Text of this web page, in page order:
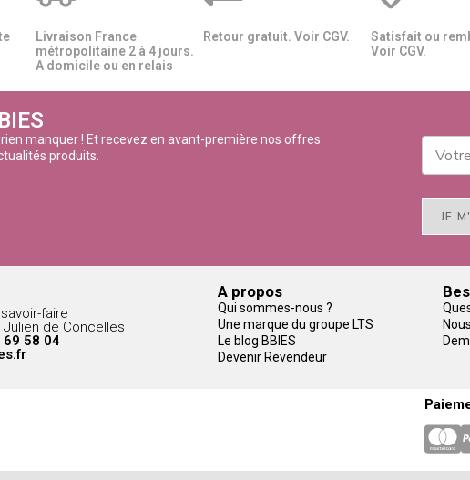
Livraison France
métropolitaine 2 à 4 jours.
A domicile ou en relais​​
Retour gratuit. Voir CGV.
Satisfait ou
Voir CGV.
manquer ! Et recevez en avant-première nos offres
produits.
JE
faire
Julien de Concelles
69 58 04
A propos
Qui sommes-nous ?
Une marque du groupe LTS
Le blog BBIES
Devenir Revendeur